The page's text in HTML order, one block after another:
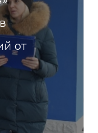
от